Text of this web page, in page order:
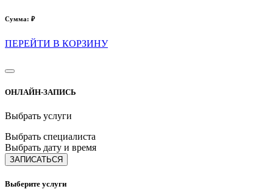
Сумма: ₽
ПЕРЕЙТИ В КОРЗИНУ
ОНЛАЙН-ЗАПИСЬ
Выбрать услуги
Выбрать специалиста
Выбрать дату и время
ЗАПИСАТЬСЯ
Выберите услуги